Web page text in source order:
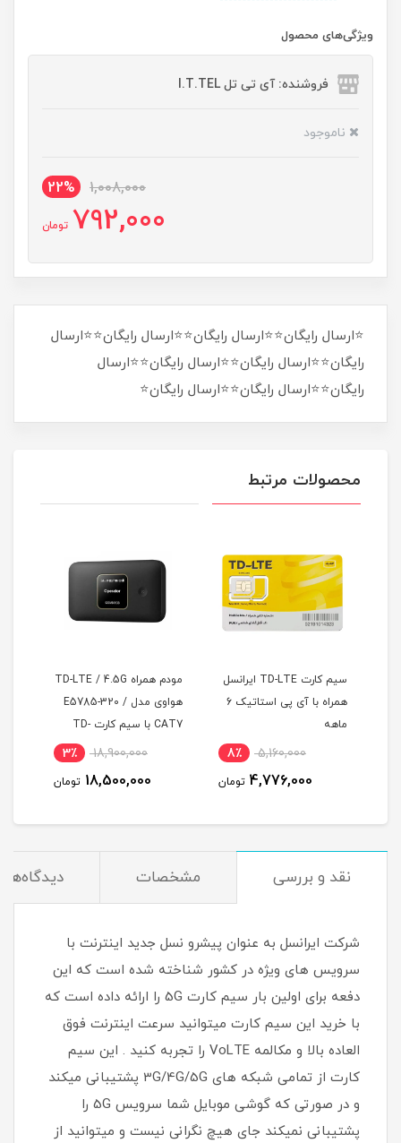
ویژگی‌های محصول
فروشنده: آی تی تل I.T.TEL
ناموجود
1,008,000
22%
792,000 تومان
⭐ارسال رایگان⭐⭐ارسال رایگان⭐⭐ارسال رایگان⭐⭐ارسال
رایگان⭐⭐ارسال رایگان⭐⭐ارسال رایگان⭐⭐ارسال
رایگان⭐⭐ارسال رایگان⭐⭐ارسال رایگان⭐
محصولات مرتبط
سیم کارت TD-LTE ایرانسل
همراه با آی پی استاتیک 6
ماهه
5,160,000 8٪
4,776,000 تومان
مودم همراه TD-LTE / 4.5G
هواوی مدل E5785-320 /
CAT7 با سیم کارت TD-
LTE و اینترنت 50 گیگ یک18,900,000 3٪
18,500,000 تومان
نقد و بررسی مشخصات دیدگاه‌ها
شرکت ایرانسل به عنوان پیشرو نسل جدید اینترنت با
سرویس های ویژه در کشور شناخته شده است که این
دفعه برای اولین بار سیم کارت 5G را ارائه داده است که
با خرید این سیم کارت میتوانید سرعت اینترنت فوق
العاده بالا و مکالمه VoLTE را تجربه کنید . این سیم
کارت از تمامی شبکه های 3G/4G/5G پشتیبانی میکند
و در صورتی که گوشی موبایل شما سرویس 5G را
پشتیبانی نمیکند جای هیچ نگرانی نیست و میتوانید از